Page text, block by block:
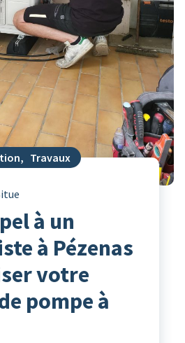
, Travaux
à un
à Pézenas
votre
pompe à